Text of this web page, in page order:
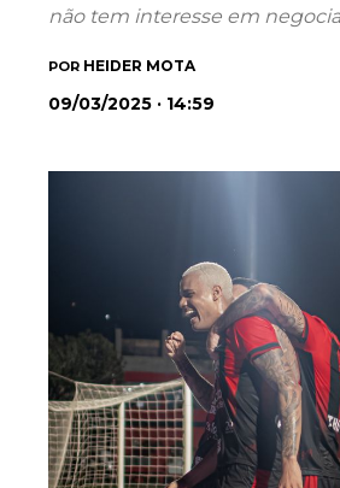
não tem interesse em
POR HEIDER MOTA
09/03/2025 · 14:59